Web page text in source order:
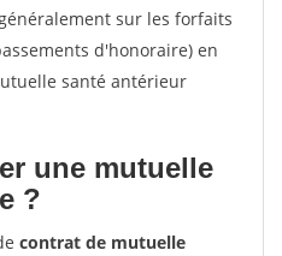
sur les forfaits
d'honoraire) en
santé antérieur
une mutuelle
?
contrat de mutuelle